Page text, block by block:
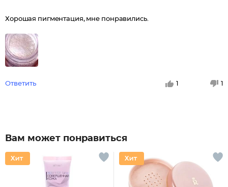
Хорошая пигментация, мне понравились.
Ответить 1 1
Вам может понравиться